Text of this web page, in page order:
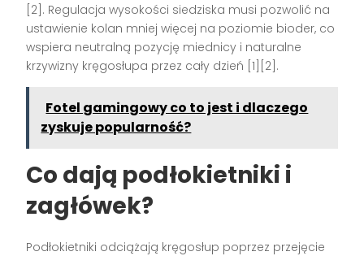
[2]. Regulacja wysokości siedziska musi pozwolić na
ustawienie kolan mniej więcej na poziomie bioder, co
wspiera neutralną pozycję miednicy i naturalne
krzywizny kręgosłupa przez cały dzień [1][2].
Fotel gamingowy co to jest i dlaczego
zyskuje popularność?
Co dają podłokietniki i
zagłówek?
Podłokietniki odciążają kręgosłup poprzez przejęcie